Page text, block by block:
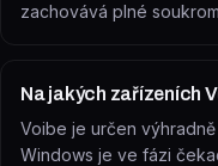
zachovává plné
Na jakých zařízeních
Voibe je určen
Windows je ve fázi